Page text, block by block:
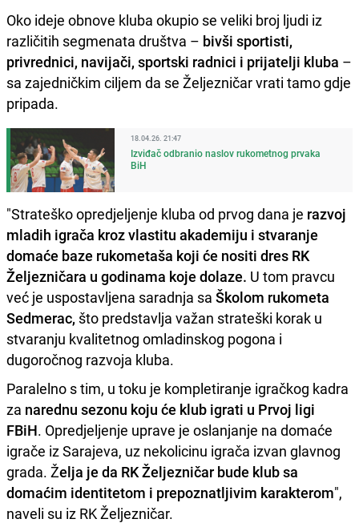
Oko ideje obnove kluba okupio se veliki broj ljudi iz
različitih segmenata društva – bivši sportisti,
privrednici, navijači, sportski radnici i prijatelji kluba –
sa zajedničkim ciljem da se Željezničar vrati tamo gdje
pripada.
18.04.26. 21:47
Izviđač odbranio naslov rukometnog prvaka
BiH
"Strateško opredjeljenje kluba od prvog dana je razvoj
mladih igrača kroz vlastitu akademiju i stvaranje
domaće baze rukometaša koji će nositi dres RK
Željezničara u godinama koje dolaze. U tom pravcu
već je uspostavljena saradnja sa Školom rukometa
Sedmerac, što predstavlja važan strateški korak u
stvaranju kvalitetnog omladinskog pogona i
dugoročnog razvoja kluba.
Paralelno s tim, u toku je kompletiranje igračkog kadra
za narednu sezonu koju će klub igrati u Prvoj ligi
FBiH. Opredjeljenje uprave je oslanjanje na domaće
igrače iz Sarajeva, uz nekolicinu igrača izvan glavnog
grada. Želja je da RK Željezničar bude klub sa
domaćim identitetom i prepoznatljivim karakterom",
naveli su iz RK Željezničar.